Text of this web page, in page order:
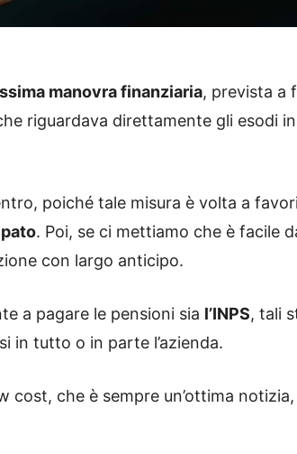
manovra finanziaria, prevista a
riguardava direttamente gli esodi
poiché tale misura è volta a
. Poi, se ci mettiamo che è facile
con largo anticipo.
a pagare le pensioni sia l’INPS, tali
in tutto o in parte l’azienda.
cost, che è sempre un’ottima